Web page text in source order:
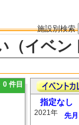
施設別検索
イベン
件目
指定なし
2021年 先月